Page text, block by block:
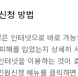
청 방법
인터넷으로 바로 가
해를 입었는지 상세히
터넷을 이용하는 것이
원신청 메뉴를 클릭하